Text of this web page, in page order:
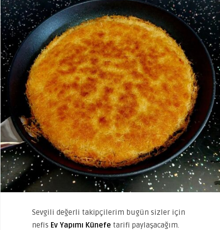
Sevgili değerli takipçilerim bugün sizler için
nefis Ev Yapımı Künefe tarifi paylaşacağım.